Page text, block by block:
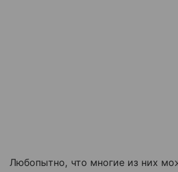
Любопытно, что многие из них